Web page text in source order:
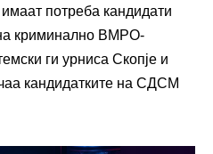
потреба кандидати
на криминално ВМРО-
ги урниса Скопје и
кандидатките на СДСМ